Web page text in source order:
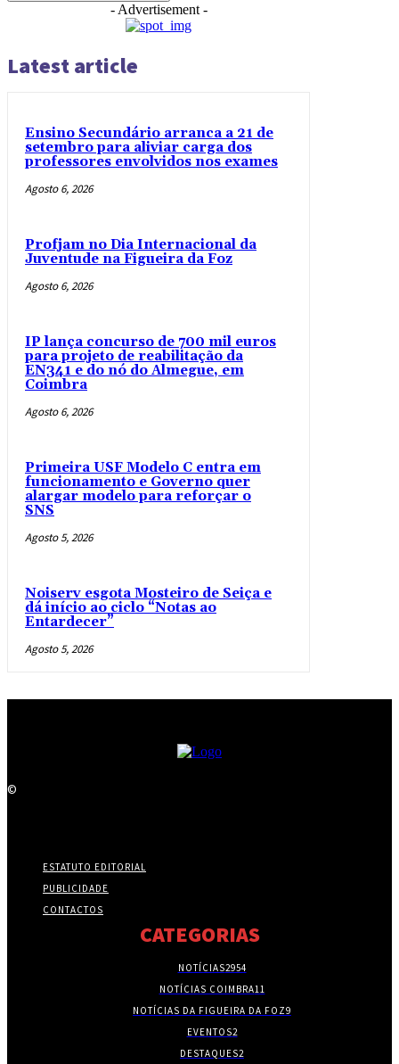
- Advertisement -
Latest article
Ensino Secundário arranca a 21 de
setembro para aliviar carga dos
professores envolvidos nos exames
Agosto 6, 2026
Profjam no Dia Internacional da
Juventude na Figueira da Foz
Agosto 6, 2026
IP lança concurso de 700 mil euros
para projeto de reabilitação da
EN341 e do nó do Almegue, em
Coimbra
Agosto 6, 2026
Primeira USF Modelo C entra em
funcionamento e Governo quer
alargar modelo para reforçar o
SNS
Agosto 5, 2026
Noiserv esgota Mosteiro de Seiça e
dá início ao ciclo “Notas ao
Entardecer”
Agosto 5, 2026
©
ESTATUTO EDITORIAL
PUBLICIDADE
CONTACTOS
CATEGORIAS
NOTÍCIAS2954
NOTÍCIAS COIMBRA11
NOTÍCIAS DA FIGUEIRA DA FOZ9
EVENTOS2
DESTAQUES2